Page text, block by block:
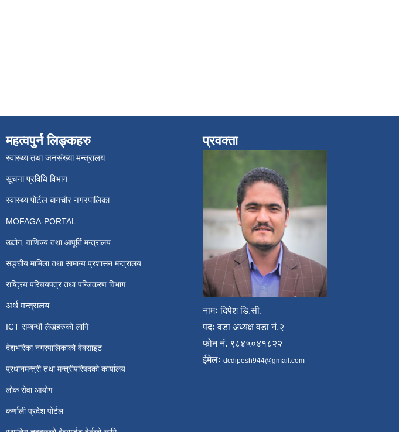
महत्वपुर्न लिङ्कहरु
स्वास्थ्य तथा जनसंख्या मन्त्रालय
सूचना प्रविधि विभाग
स्वास्थ्य पोर्टल बागचौर नगरपालिका
MOFAGA-PORTAL
उद्योग, वाणिज्य तथा आपूर्ति मन्त्रालय
सङ्घीय मामिला तथा सामान्य प्रशासन मन्त्रालय
राष्ट्रिय परिचयपत्र तथा पन्जिकरण विभाग
अर्थ मन्त्रालय
ICT सम्बन्धी लेखहरुको लागि
देशभरिका नगरपालिकाको वेबसाइट
प्रधानमन्त्री तथा मन्त्रीपरिषदको कार्यालय
लोक सेवा आयोग
कर्णाली प्रदेश पोर्टल
प्रवक्ता
नामः दिपेश डि.सी.
पदः वडा अध्यक्ष वडा नं.२
फोन नं. ९८४५०४१८२२
ईमेलः dcdipesh944@gmail.com